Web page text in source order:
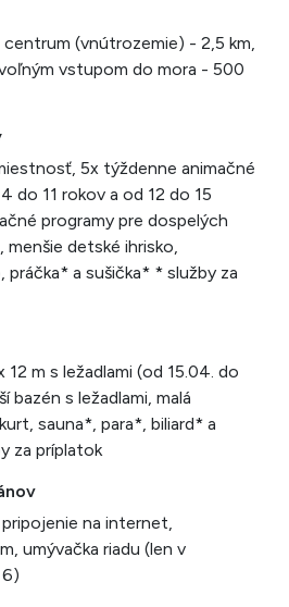
centrum (vnútrozemie) - 2,5 km,
vstupom do mora - 500
5x týždenne animačné
do 11 rokov a od 12 do 15
programy pre dospelých
detské ihrisko,
práčka* a sušička* * služby za
12 m s ležadlami (od 15.04. do
bazén s ležadlami, malá
sauna*, para*, biliard* a
za príplatok
na internet,
umývačka riadu (len v